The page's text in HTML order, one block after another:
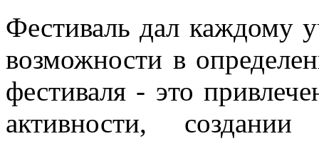
Фестиваль дал каждому
возможности в
фестиваля - это
активности,